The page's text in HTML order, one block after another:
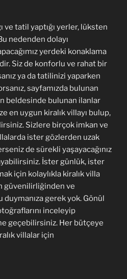
ve tatil yaptığı yerler, lüksten
nedenden dolayı
yerdeki konaklama
Siz de konforlu ve rahat bir
ya da tatilinizi yaparken
sayfamızda bulunan
beldesinde bulunan ilanlar
en uygun kiralık villayı bulup,
Sizlere birçok imkan ve
ister gözlerden uzak
de sürekli yaşayacağınız
İster günlük, ister
için kolaylıkla kiralık villa
güvenilirliğinden ve
gerek yok. Gönül
inceleyip
geçebilirsiniz. Her bütçeye
villalar için